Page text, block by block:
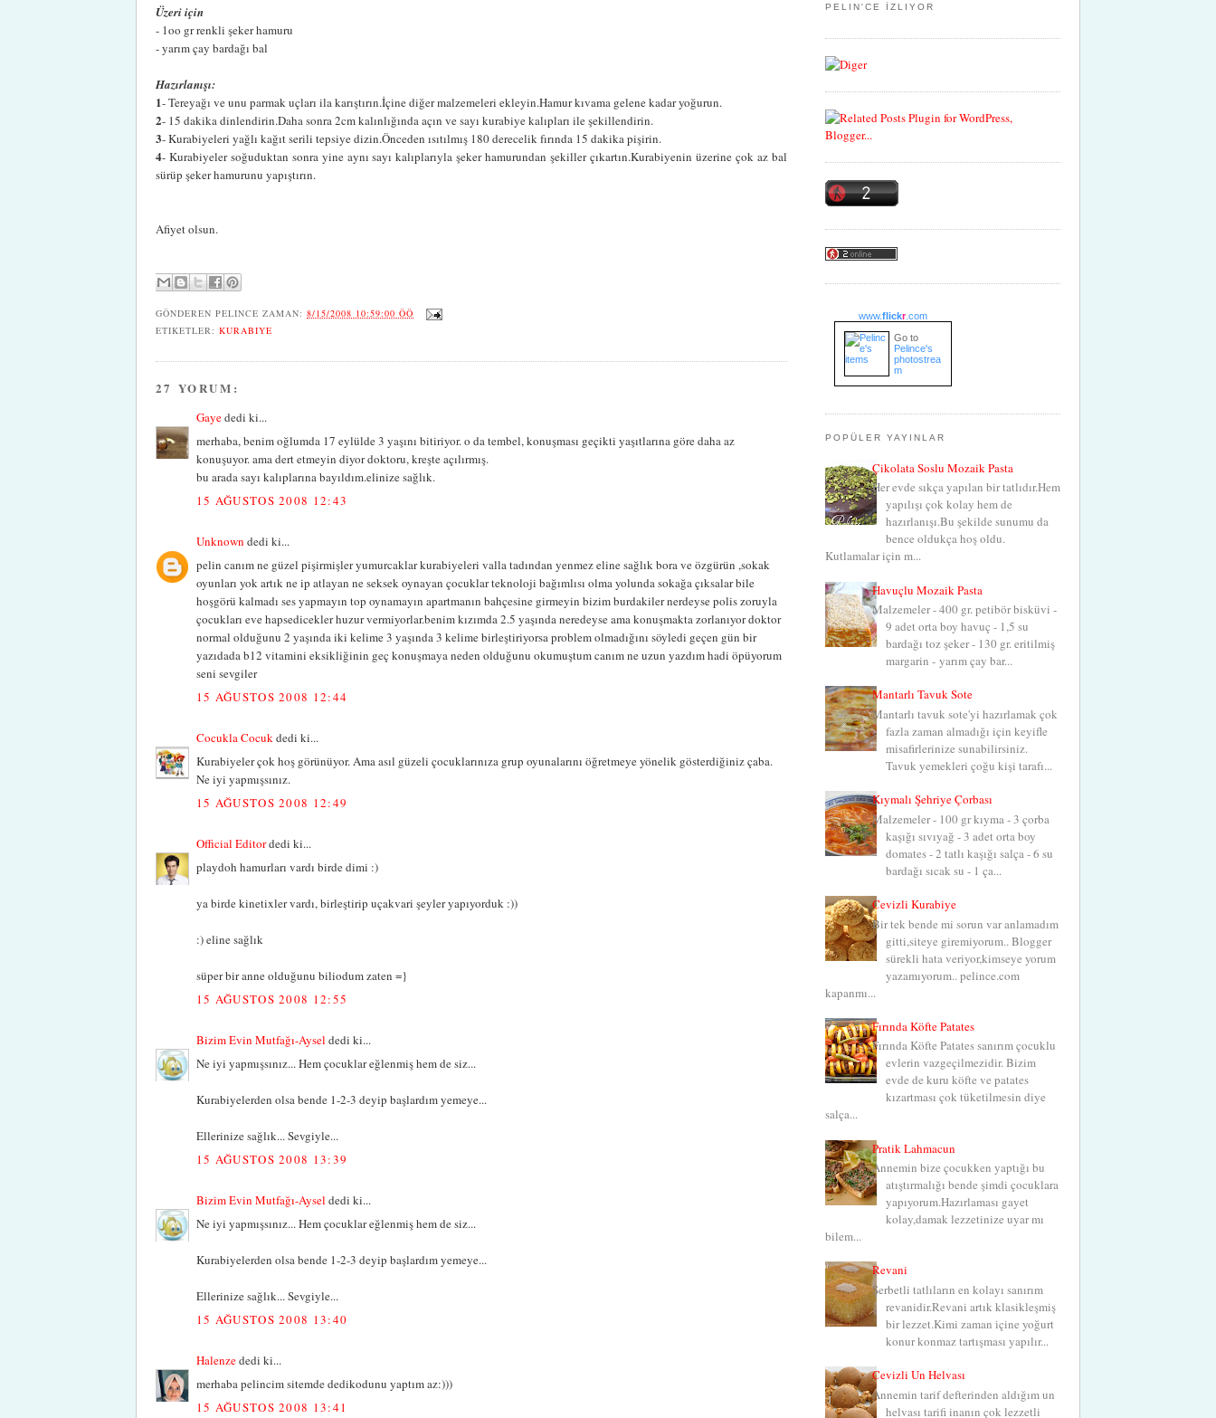
Üzeri için
- 1oo gr renkli şeker hamuru
- yarım çay bardağı bal
Hazırlanışı:
1- Tereyağı ve unu parmak uçları ila karıştırın.İçine diğer malzemeleri ekleyin.Hamur kıvama gelene kadar yoğurun.
2- 15 dakika dinlendirin.Daha sonra 2cm kalınlığında açın ve sayı kurabiye kalıpları ile şekillendirin.
3- Kurabiyeleri yağlı kağıt serili tepsiye dizin.Önceden ısıtılmış 180 derecelik fırında 15 dakika pişirin.
4- Kurabiyeler soğuduktan sonra yine aynı sayı kalıplarıyla şeker hamurundan şekiller çıkartın.Kurabiyenin üzerine çok az bal
sürüp şeker hamurunu yapıştırın.
Afiyet olsun.
GÖNDEREN PELINCE ZAMAN:8/15/2008 10:59:00 ÖÖ
ETIKETLER: KURABIYE
27 YORUM:
Gayededi ki...
merhaba, benim oğlumda 17 eylülde 3 yaşını bitiriyor. o da tembel, konuşması geçikti yaşıtlarına göre daha az
konuşuyor. ama dert etmeyin diyor doktoru, kreşte açılırmış.
bu arada sayı kalıplarına bayıldım.elinize sağlık.
15 AĞUSTOS 2008 12:43
Unknown dedi ki...
pelin canım ne güzel pişirmişler yumurcaklar kurabiyeleri valla tadından yenmez eline sağlık bora ve özgürün ,sokak
oyunları yok artık ne ip atlayan ne seksek oynayan çocuklar teknoloji bağımlısı olma yolunda sokağa çıksalar bile
hoşgörü kalmadı ses yapmayın top oynamayın apartmanın bahçesine girmeyin bizim burdakiler nerdeyse polis zoruyla
çocukları eve hapsedicekler huzur vermiyorlar.benim kızımda 2.5 yaşında neredeyse ama konuşmakta zorlanıyor doktor
normal olduğunu 2 yaşında iki kelime 3 yaşında 3 kelime birleştiriyorsa problem olmadığını söyledi geçen gün bir
yazıdada b12 vitamini eksikliğinin geç konuşmaya neden olduğunu okumuştum canım ne uzun yazdım hadi öpüyorum
seni sevgiler
15 AĞUSTOS 2008 12:44
Cocukla Cocuk dedi ki...
Kurabiyeler çok hoş görünüyor. Ama asıl güzeli çocuklarınıza grup oyunalarını öğretmeye yönelik gösterdiğiniz çaba.
Ne iyi yapmışsınız.
15 AĞUSTOS 2008 12:49
Official Editordedi ki...
playdoh hamurları vardı birde dimi :)
ya birde kinetixler vardı, birleştirip uçakvari şeyler yapıyorduk :))
:) eline sağlık
süper bir anne olduğunu biliodum zaten =}
15 AĞUSTOS 2008 12:55
Bizim Evin Mutfağı-Aysel dedi ki...
Ne iyi yapmışsınız... Hem çocuklar eğlenmiş hem de siz...
Kurabiyelerden olsa bende 1-2-3 deyip başlardım yemeye...
Ellerinize sağlık... Sevgiyle...
15 AĞUSTOS 2008 13:39
Bizim Evin Mutfağı-Aysel dedi ki...
Ne iyi yapmışsınız... Hem çocuklar eğlenmiş hem de siz...
Kurabiyelerden olsa bende 1-2-3 deyip başlardım yemeye...
Ellerinize sağlık... Sevgiyle...
15 AĞUSTOS 2008 13:40
Halenzededi ki...
merhaba pelincim sitemde dedikodunu yaptım az:)))
15 AĞUSTOS 2008 13:41
PELIN'CE İZLIYOR
www.flickr.com
Go to
Pelince's
photostrea
m
POPÜLER YAYINLAR
Çikolata Soslu Mozaik Pasta
Her evde sıkça yapılan bir tatlıdır.Hem
yapılışı çok kolay hem de
hazırlanışı.Bu şekilde sunumu da
bence oldukça hoş oldu.
Kutlamalar için m...
Havuçlu Mozaik Pasta
Malzemeler - 400 gr. petibör bisküvi -
9 adet orta boy havuç - 1,5 su
bardağı toz şeker - 130 gr. eritilmiş
margarin - yarım çay bar...
Mantarlı Tavuk Sote
Mantarlı tavuk sote'yi hazırlamak çok
fazla zaman almadığı için keyifle
misafirlerinize sunabilirsiniz.
Tavuk yemekleri çoğu kişi tarafı...
Kıymalı Şehriye Çorbası
Malzemeler - 100 gr kıyma - 3 çorba
kaşığı sıvıyağ - 3 adet orta boy
domates - 2 tatlı kaşığı salça - 6 su
bardağı sıcak su - 1 ça...
Cevizli Kurabiye
Bir tek bende mi sorun var anlamadım
gitti,siteye giremiyorum.. Blogger
sürekli hata veriyor,kimseye yorum
yazamıyorum.. pelince.com
kapanmı...
Fırında Köfte Patates
Fırında Köfte Patates sanırım çocuklu
evlerin vazgeçilmezidir. Bizim
evde de kuru köfte ve patates
kızartması çok tüketilmesin diye
salça...
Pratik Lahmacun
Annemin bize çocukken yaptığı bu
atıştırmalığı bende şimdi çocuklara
yapıyorum.Hazırlaması gayet
kolay,damak lezzetinize uyar mı
bilem...
Revani
Şerbetli tatlıların en kolayı sanırım
revanidir.Revani artık klasikleşmiş
bir lezzet.Kimi zaman içine yoğurt
konur konmaz tartışması yapılır...
Cevizli Un Helvası
Annemin tarif defterinden aldığım un
helvası tarifi inanın çok lezzetli